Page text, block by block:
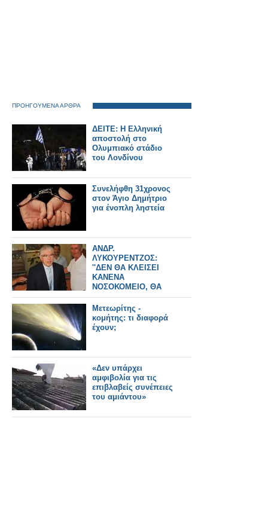
ΠΡΟΗΓΟΥΜΕΝΑ ΑΡΘΡΑ
ΔΕΙΤΕ: Η Ελληνική
αποστολή στο
Ολυμπιακό στάδιο
του Λονδίνου
Συνελήφθη 31χρονος
στον Άγιο Δημήτριο
για ένοπλη ληστεία
ΑΝΔΡ.
ΛΥΚΟΥΡΕΝΤΖΟΣ:
''ΔΕΝ ΘΑ ΚΛΕΙΣΕΙ
ΚΑΝΕΝΑ
ΝΟΣΟΚΟΜΕΙΟ, ΘΑ
ΜΕΙΩΘΟΥΝ ΟΙ
ΚΛΙΝΙΚΕΣ''
Μετεωρίτης -
κομήτης: τι διαφορά
έχουν;
«Δεν υπάρχει
αμφιβολία για τις
επιβλαβείς συνέπειες
του αμιάντου»